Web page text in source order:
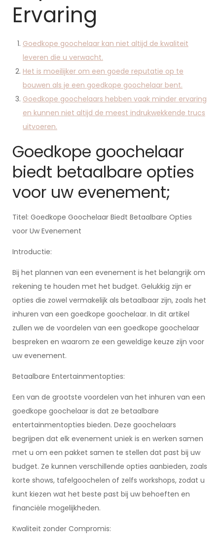
Ervaring
Goedkope goochelaar kan niet altijd de kwaliteit
leveren die u verwacht.
Het is moeilijker om een goede reputatie op te
bouwen als je een goedkope goochelaar bent.
Goedkope goochelaars hebben vaak minder ervaring
en kunnen niet altijd de meest indrukwekkende trucs
uitvoeren.
Goedkope goochelaar
biedt betaalbare opties
voor uw evenement;
Titel: Goedkope Goochelaar Biedt Betaalbare Opties
voor Uw Evenement
Introductie:
Bij het plannen van een evenement is het belangrijk om
rekening te houden met het budget. Gelukkig zijn er
opties die zowel vermakelijk als betaalbaar zijn, zoals het
inhuren van een goedkope goochelaar. In dit artikel
zullen we de voordelen van een goedkope goochelaar
bespreken en waarom ze een geweldige keuze zijn voor
uw evenement.
Betaalbare Entertainmentopties:
Een van de grootste voordelen van het inhuren van een
goedkope goochelaar is dat ze betaalbare
entertainmentopties bieden. Deze goochelaars
begrijpen dat elk evenement uniek is en werken samen
met u om een pakket samen te stellen dat past bij uw
budget. Ze kunnen verschillende opties aanbieden, zoals
korte shows, tafelgoochelen of zelfs workshops, zodat u
kunt kiezen wat het beste past bij uw behoeften en
financiële mogelijkheden.
Kwaliteit zonder Compromis: